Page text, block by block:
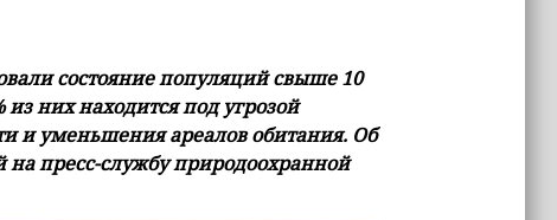
состояние популяций свыше 10
них находится под угрозой
и уменьшения ареалов обитания. Об
на пресс-службу природоохранной